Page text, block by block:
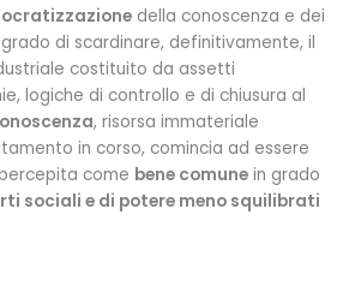
della conoscenza e dei
di scardinare, definitivamente, il
costituito da assetti
logiche di controllo e di chiusura al
, risorsa immateriale
in corso, comincia ad essere
come bene comune in grado
sociali e di potere meno squilibrati